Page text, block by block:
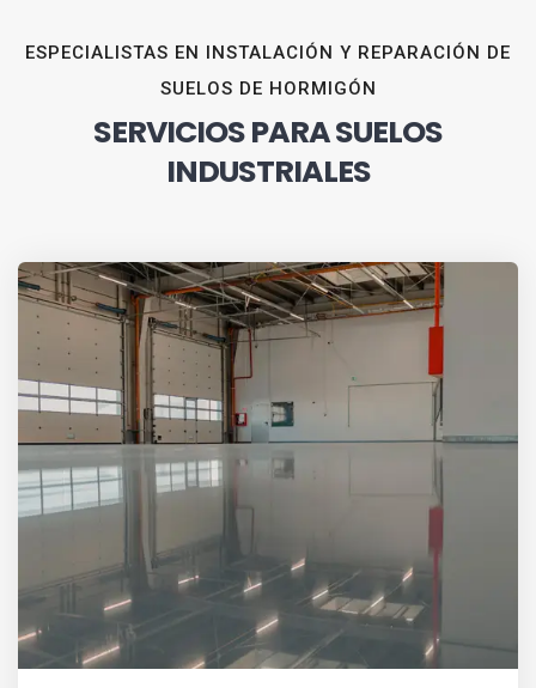
ESPECIALISTAS EN INSTALACIÓN Y REPARACIÓN DE
SUELOS DE HORMIGÓN
SERVICIOS PARA SUELOS
INDUSTRIALES